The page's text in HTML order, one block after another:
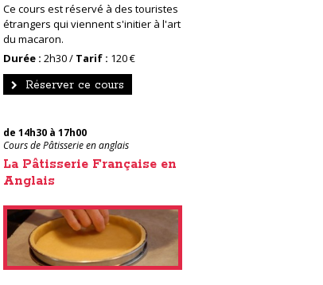
Ce cours est réservé à des touristes
étrangers qui viennent s'initier à l'art
du macaron.
Durée : 2h30 / Tarif : 120 €
Réserver ce cours
de 14h30 à 17h00
Cours de Pâtisserie en anglais
La Pâtisserie Française en
Anglais